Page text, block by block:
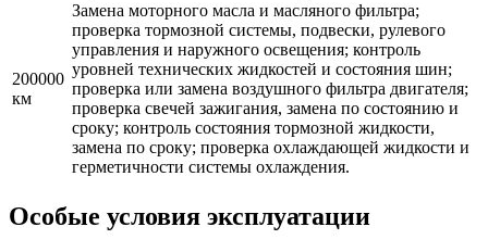
200000
км
Замена моторного масла и масляного фильтра;
проверка тормозной системы, подвески, рулевого
управления и наружного освещения; контроль
уровней технических жидкостей и состояния шин;
проверка или замена воздушного фильтра двигателя;
проверка свечей зажигания, замена по состоянию и
сроку; контроль состояния тормозной жидкости,
замена по сроку; проверка охлаждающей жидкости и
герметичности системы охлаждения.
Особые условия эксплуатации